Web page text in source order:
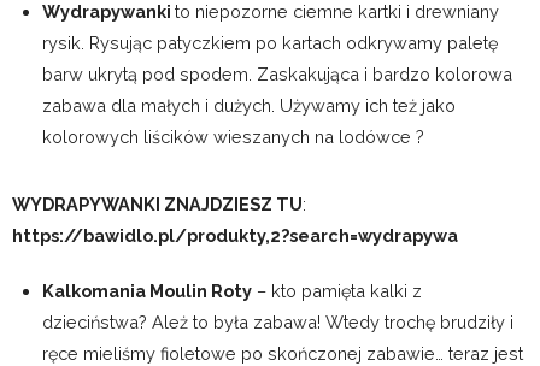
Wydrapywanki to niepozorne ciemne kartki i drewniany
rysik. Rysując patyczkiem po kartach odkrywamy paletę
barw ukrytą pod spodem. Zaskakująca i bardzo kolorowa
zabawa dla małych i dużych. Używamy ich też jako
kolorowych liścików wieszanych na lodówce ?
WYDRAPYWANKI ZNAJDZIESZ TU:
https://bawidlo.pl/produkty,2?search=wydrapywa
Kalkomania Moulin Roty – kto pamięta kalki z
dzieciństwa? Ależ to była zabawa! Wtedy trochę brudziły i
ręce mieliśmy fioletowe po skończonej zabawie… teraz jest